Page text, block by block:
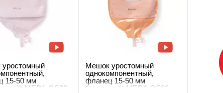
15-50 мм
MED1-OS08-
Мешок уростомный
однокомпонентный,
фланец 15-50 мм
(телесный) MED1-OS08-